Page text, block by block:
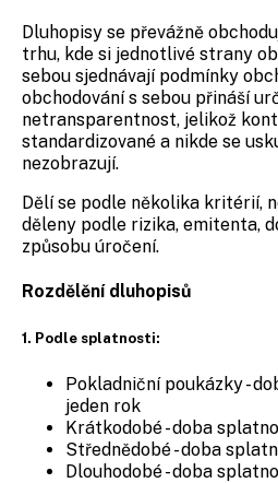
Dluhopisy se převážně
trhu, kde si jednotlivé strany
sebou sjednávají podmínky
obchodování s sebou přináší
netransparentnost, jelikož
standardizované a nikde se
nezobrazují.
Dělí se podle několika kritérií,
děleny podle rizika, emitenta,
způsobu úročení.
Rozdělění dluhopisů
1. Podle splatnosti:
Pokladniční poukázky -
jeden rok
Krátkodobé - doba
Střednědobé - doba
Dlouhodobé - doba